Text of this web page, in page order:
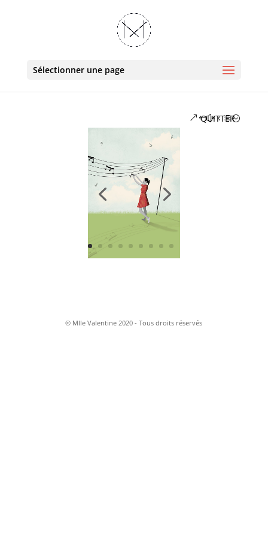
Sélectionner une page
QUITTER
© Mlle Valentine 2020 - Tous droits réservés